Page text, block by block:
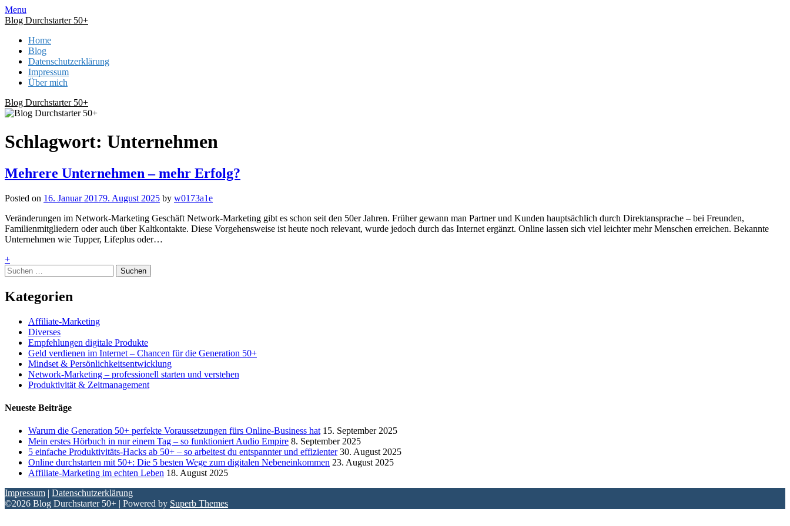
Skip
to
Menu
Blog Durchstarter 50+
Home
Blog
Datenschutzerklärung
Impressum
Über mich
Blog Durchstarter 50+
Schlagwort: Unternehmen
Mehrere Unternehmen – mehr Erfolg?
Posted on 16. Januar 20179. August 2025 by w0173a1e
Veränderungen im Network-Marketing Geschäft Network-Marketing gibt es schon seit den 50er Jahren. Früher gewann man Partner und Kunden hauptsächlich durch Direktansprache – bei Freunden,
Familienmitgliedern oder auch über Kaltkontakte. Diese Vorgehensweise ist heute noch relevant, wurde jedoch durch das Internet ergänzt. Online lassen sich viel leichter mehr Menschen erreichen. Bekannte
Unternehmen wie Tupper, Lifeplus oder…
+
Suchen
nach:
Kategorien
Affiliate-Marketing
Diverses
Empfehlungen digitale Produkte
Geld verdienen im Internet – Chancen für die Generation 50+
Mindset & Persönlichkeitsentwicklung
Network-Marketing – professionell starten und verstehen
Produktivität & Zeitmanagement
Neueste Beiträge
Warum die Generation 50+ perfekte Voraussetzungen fürs Online-Business hat 15. September 2025
Mein erstes Hörbuch in nur einem Tag – so funktioniert Audio Empire 8. September 2025
5 einfache Produktivitäts-Hacks ab 50+ – so arbeitest du entspannter und effizienter 30. August 2025
Online durchstarten mit 50+: Die 5 besten Wege zum digitalen Nebeneinkommen 23. August 2025
Affiliate-Marketing im echten Leben 18. August 2025
Impressum | Datenschutzerklärung
©2026 Blog Durchstarter 50+ | Powered by Superb Themes